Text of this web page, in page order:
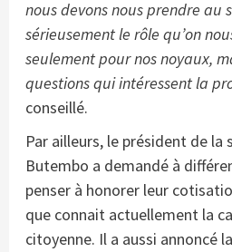
nous devons nous prendre au
sérieusement le rôle qu’on
seulement pour nos noyaux,
questions qui intéressent la
conseillé.
Par ailleurs, le président de la
Butembo a demandé à
penser à honorer leur
que connait actuellement la
citoyenne. Il a aussi annoncé